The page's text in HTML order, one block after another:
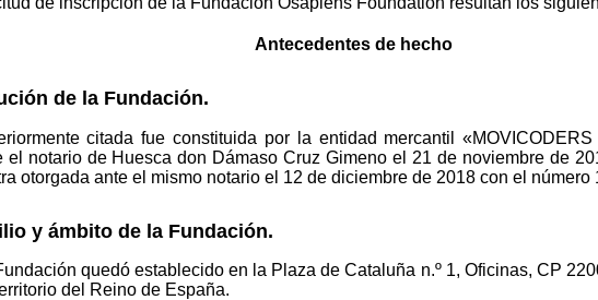
Antecedentes de hecho
de la Fundación.
citada fue constituida por la entidad mercantil
el notario de Huesca don Dámaso Cruz Gimeno el 21 de noviembre de
otorgada ante el mismo notario el 12 de diciembre de 2018 con el número
y ámbito de la Fundación.
quedó establecido en la Plaza de Cataluña n.º 1, Oficinas, CP
del Reino de España.